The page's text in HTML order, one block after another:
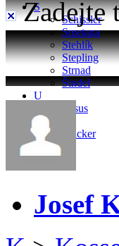
S
Schissler
Smetana
Stehlík
Stepling
Strnad
Šindel
U
Ursus
W
Wacker
Zadejte
Josef